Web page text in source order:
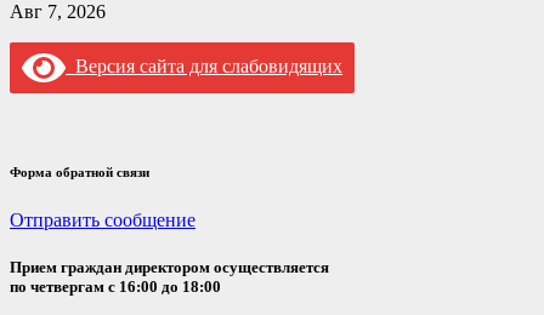
Авг 7, 2026
Версия сайта для слабовидящих
Форма обратной связи
Отправить сообщение
Прием граждан директором осуществляется
по четвергам с 16:00 до 18:00